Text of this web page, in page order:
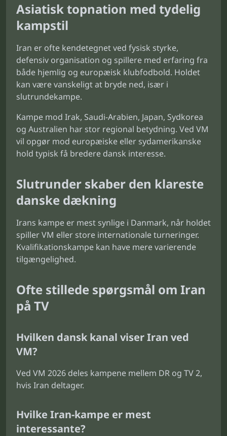
Asiatisk topnation med tydelig
kampstil
Iran er ofte kendetegnet ved fysisk styrke,
defensiv organisation og spillere med erfaring fra
både hjemlig og europæisk klubfodbold. Holdet
kan være vanskeligt at bryde ned, især i
slutrundekampe.
Kampe mod Irak, Saudi-Arabien, Japan, Sydkorea
og Australien har stor regional betydning. Ved VM
vil opgør mod europæiske eller sydamerikanske
hold typisk få bredere dansk interesse.
Slutrunder skaber den klareste
danske dækning
Irans kampe er mest synlige i Danmark, når holdet
spiller VM eller store internationale turneringer.
Kvalifikationskampe kan have mere varierende
tilgængelighed.
Ofte stillede spørgsmål om Iran
på TV
Hvilken dansk kanal viser Iran ved
VM?
Ved VM 2026 deles kampene mellem DR og TV 2,
hvis Iran deltager.
Hvilke Iran-kampe er mest
interessante?